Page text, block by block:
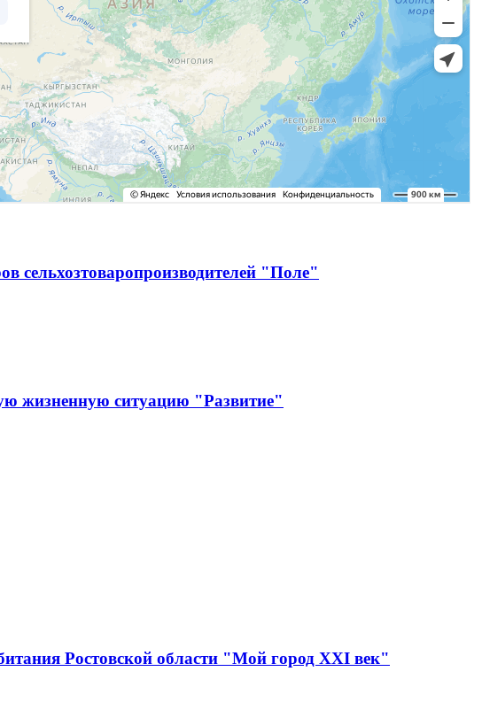
сельхозтоваропроизводителей "Поле"
жизненную ситуацию "Развитие"
Ростовской области "Мой город XXI век"